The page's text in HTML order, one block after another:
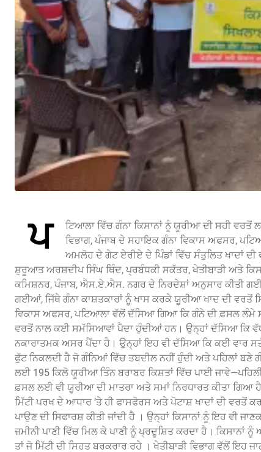
ਪ
ਟਿਆਲਾ ਵਿੱਚ ਗੰਨਾ ਕਿਸਾਨਾਂ ਨੂੰ ਯੂਰੀਆ ਦੀ ਸਹੀ
ਵਿਭਾਗ, ਪੰਜਾਬ ਦੇ ਸਹਾਇਕ ਗੰਨਾ ਵਿਕਾਸ ਅਫਸਰ,
ਅਮਲੋਹ ਦੇ ਗੇਟ ਏਰੀਏ ਦੇ ਪਿੰਡਾਂ ਵਿੱਚ ਸੰਤੁਲਿਤ ਖਾਦਾਂ
ਸ਼ੁਰੂਆਤ ਅਰਸ਼ਦੀਪ ਸਿੰਘ ਥਿੰਦ, ਪ੍ਰਬੰਧਕੀ ਸਕੱਤਰ, ਖੇਤੀਬਾੜੀ ਅਤੇ
ਕਮਿਸ਼ਨਰ, ਪੰਜਾਬ, ਐਸ.ਏ.ਐਸ. ਨਗਰ ਦੇ ਨਿਰਦੇਸ਼ਾਂ ਅਨੁਸਾਰ ਕੀਤੀ
ਗਈਆਂ, ਜਿੱਥੇ ਗੰਨਾ ਕਾਸ਼ਤਕਾਰਾਂ ਨੂੰ ਖਾਸ ਕਰਕੇ ਯੂਰੀਆ ਖਾਦ ਦੀ ਵਰਤੋਂ
ਵਿਕਾਸ ਅਫਸਰ, ਪਟਿਆਲਾ ਵੱਲੋਂ ਦੱਸਿਆ ਗਿਆ ਕਿ ਗੰਨੇ ਦੀ ਫ਼ਸਲ ਲੰਮੇ
ਵਰਤੋਂ ਨਾਲ ਕਈ ਸਮੱਸਿਆਵਾਂ ਪੈਦਾ ਹੁੰਦੀਆਂ ਹਨ। ਉਨ੍ਹਾਂ ਦੱਸਿਆ ਕਿ
ਨਕਾਰਾਤਮਕ ਅਸਰ ਪੈਂਦਾ ਹੈ। ਉਨ੍ਹਾਂ ਇਹ ਵੀ ਦੱਸਿਆ ਕਿ ਕਈ ਵਾਰ
ਫੁੱਟ ਨਿਕਲਦੀ ਹੈ ਜੋ ਗੰਨਿਆਂ ਵਿੱਚ ਤਬਦੀਲ ਨਹੀਂ ਹੁੰਦੀ ਅਤੇ ਪਹਿਲਾਂ ਬਣੇ
ਲਈ 195 ਕਿਲੋ ਯੂਰੀਆ ਤਿੰਨ ਬਰਾਬਰ ਕਿਸ਼ਤਾਂ ਵਿੱਚ ਪਾਈ
ਫ਼ਸਲ ਲਈ ਵੀ ਯੂਰੀਆ ਦੀ ਮਾਤਰਾ ਅਤੇ ਸਮਾਂ ਨਿਰਧਾਰਤ ਕੀਤਾ ਗਿਆ
ਮਿੱਟੀ ਪਰਖ ਦੇ ਆਧਾਰ ‘ਤੇ ਹੀ ਫਾਸਫੋਰਸ ਅਤੇ ਪੋਟਾਸ਼ ਖਾਦਾਂ ਦੀ ਵਰਤੋਂ
ਪਾਉਣ ਦੀ ਸਿਫਾਰਸ਼ ਕੀਤੀ ਜਾਂਦੀ ਹੈ । ਉਨ੍ਹਾਂ ਕਿਸਾਨਾਂ ਨੂੰ ਇਹ ਵੀ
ਜ਼ਮੀਨੀ ਪਾਣੀ ਵਿੱਚ ਮਿਲ ਕੇ ਪਾਣੀ ਨੂੰ ਪ੍ਰਦੂਸ਼ਿਤ ਕਰਦਾ ਹੈ। ਕਿਸਾਨਾਂ
ਤਾਂ ਜੋ ਮਿੱਟੀ ਦੀ ਸਿਹਤ ਬਰਕਰਾਰ ਰਹੇ । ਖੇਤੀਬਾੜੀ ਵਿਭਾਗ ਵੱਲੋਂ ਇਹ